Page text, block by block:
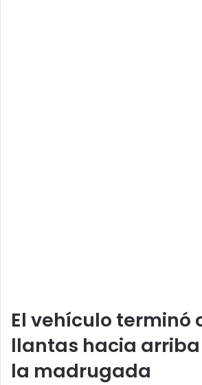
El vehículo terminó
llantas hacia
la madrugada